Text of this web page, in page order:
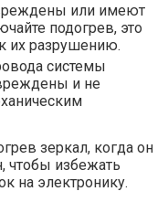
или имеют
подогрев, это
их разрушению.
системы
и не
зеркал, когда он
чтобы избежать
на электронику.